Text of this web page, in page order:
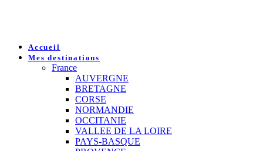
Accueil
Mes destinations
France
AUVERGNE
BRETAGNE
CORSE
NORMANDIE
OCCITANIE
VALLEE DE LA LOIRE
PAYS-BASQUE